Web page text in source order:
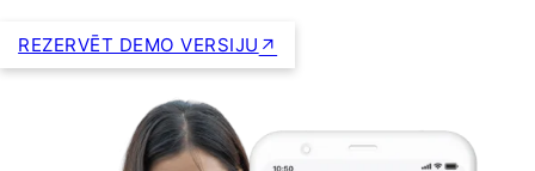
REZERVĒT DEMO VERSIJU